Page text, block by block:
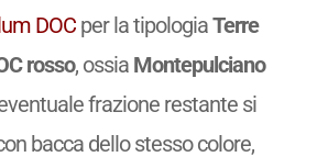
DOCper la tipologiaTerre
rosso, ossia Montepulciano
frazione restante si
bacca dello stesso colore,